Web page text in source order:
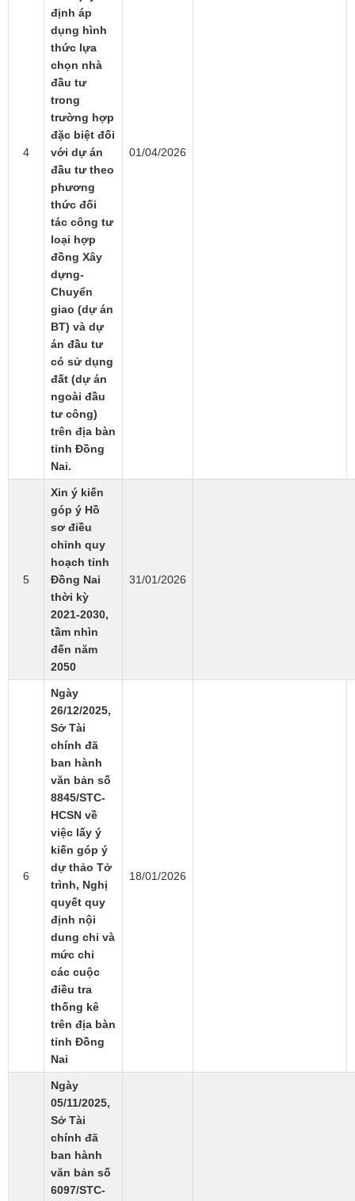
4
định áp
dụng hình
thức lựa
chọn nhà
đầu tư
trong
trường hợp
đặc biệt đối
với dự án
đầu tư theo
phương
thức đối
tác công tư
loại hợp
đồng Xây
dựng-
Chuyển
giao (dự án
BT) và dự
án đầu tư
có sử dụng
đất (dự án
ngoài đầu
tư công)
trên địa bàn
tỉnh Đồng
Nai.
01/04/2026
5
Xin ý kiến
góp ý Hồ
sơ điều
chỉnh quy
hoạch tỉnh
Đồng Nai
thời kỳ
2021-2030,
tầm nhìn
đến năm
2050
31/01/2026
6
Ngày
26/12/2025,
Sở Tài
chính đã
ban hành
văn bản số
8845/STC-
HCSN về
việc lấy ý
kiến góp ý
dự thảo Tở
trình, Nghị
quyết quy
định nội
dung chi và
mức chi
các cuộc
điều tra
thống kê
trên địa bàn
tỉnh Đồng
Nai
18/01/2026
Ngày
05/11/2025,
Sở Tài
chính đã
ban hành
văn bản số
6097/STC-